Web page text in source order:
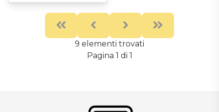
First Previous
9 elementi trovati
Pagina 1 di 1
NextLast